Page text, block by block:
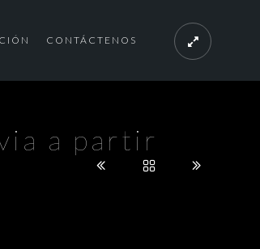
CONTÁCTENOS
a partir